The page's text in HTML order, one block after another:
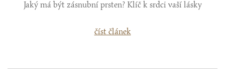
Jaký má být zásnubní prsten? Klíč k srdci vaší lásky
číst článek